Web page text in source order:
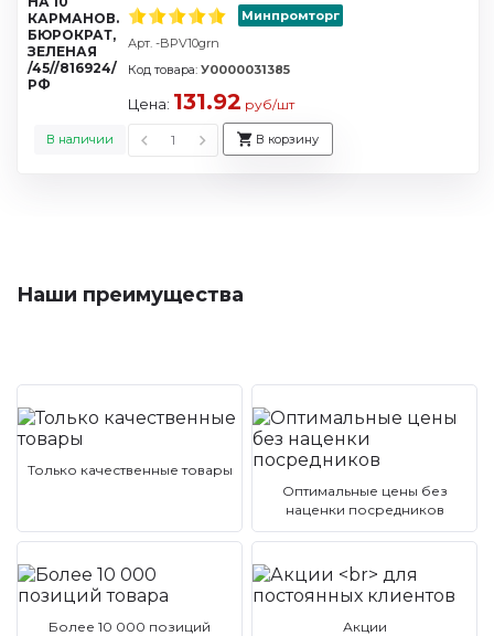
Минпромторг
Арт. -BPV10grn
В наличии
Код товара: У0000031385
Цена: 131.92 руб/шт
В корзину
Наши преимущества
Только качественные товары
Оптимальные цены без
наценки посредников
Более 10 000 позиций
Акции